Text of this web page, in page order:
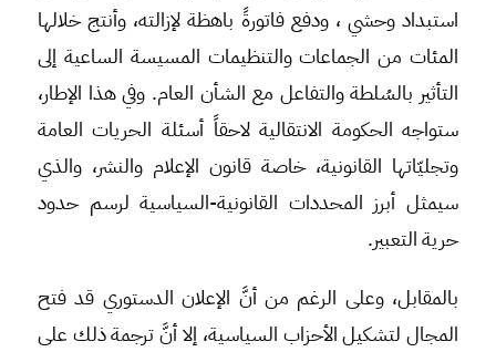
استبداد وحشي ، ودفع فاتورةً باهظة لإزالته، وأنتج خلالها
المئات من الجماعات والتنظيمات المسيسة الساعية إلى
التأثير بالسُلطة والتفاعل مع الشأن العام. وفي هذا الإطار،
ستواجه الحكومة الانتقالية لاحقاً أسئلة الحريات العامة
وتجليّاتها القانونية، خاصة قانون الإعلام والنشر، والذي
سيمثل أبرز المحددات القانونية-السياسية لرسم حدود
حرية التعبير.
بالمقابل، وعلى الرغم من أنَّ الإعلان الدستوري قد فتح
المجال لتشكيل الأحزاب السياسية، إلا أنَّ ترجمة ذلك على